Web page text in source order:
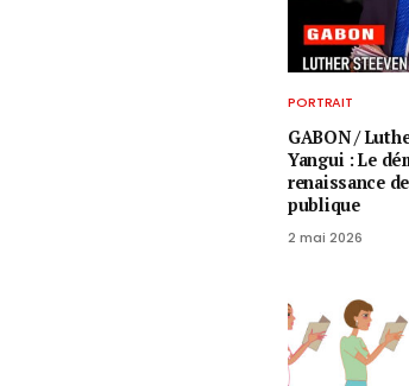
PORTRAIT
GABON /
Yangui : Le
renaissance
publique
2 mai 2026